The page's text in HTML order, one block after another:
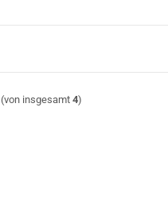
(von insgesamt 4)